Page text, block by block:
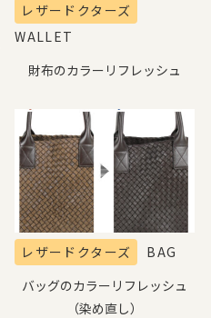
レザードクターズ
WALLET
財布のカラーリフレッシュ
レザードクターズ
BAG
バッグのカラーリフレッシュ
（染め直し）